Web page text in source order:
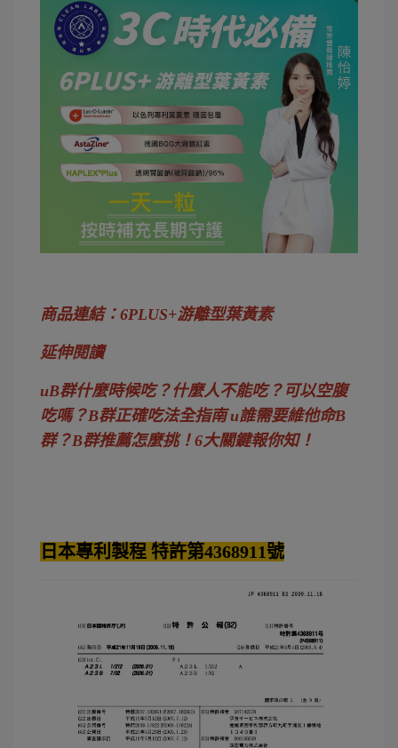
商品連結：6PLUS+游離型葉黃素
延伸閱讀
uB群什麼時候吃？什麼人不能吃？可以空腹
吃嗎？B群正確吃法全指南 u誰需要維他命B
群？B群推薦怎麼挑！6大關鍵報你知！
日本專利製程 特許第4368911號